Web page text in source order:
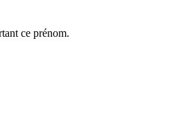
ce prénom.